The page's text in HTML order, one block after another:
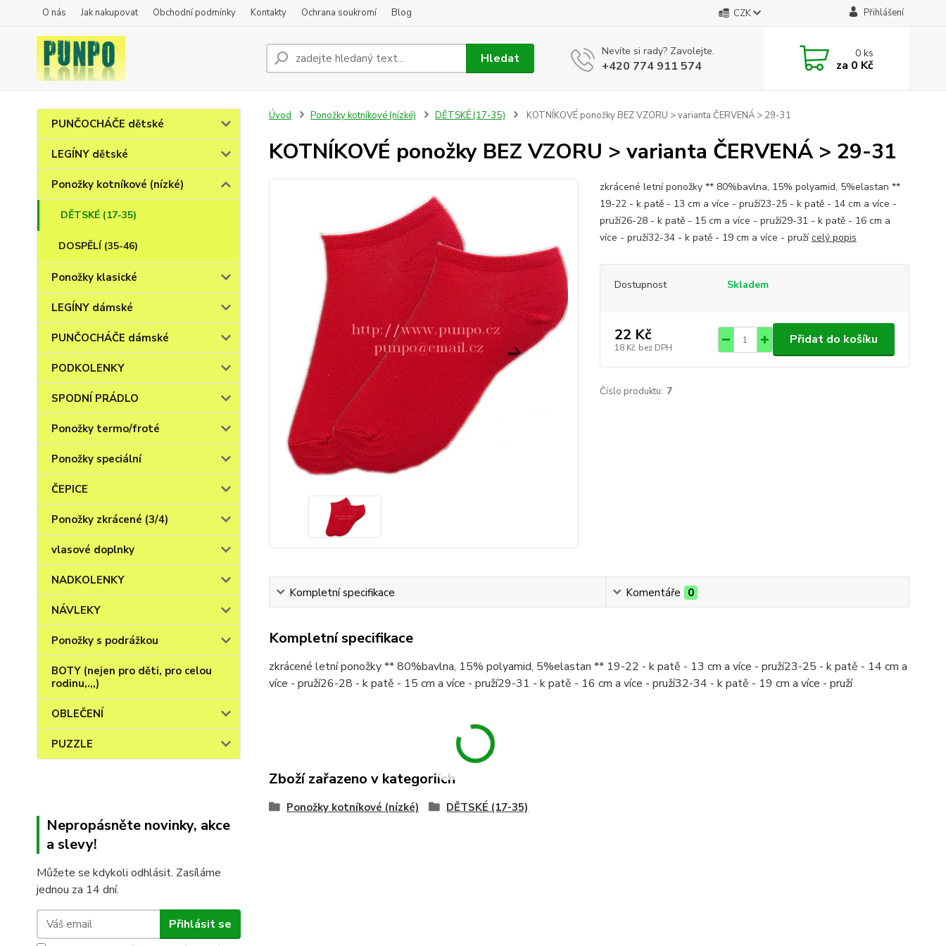
O nás Jak nakupovat Obchodní podmínky Kontakty Ochrana soukromí Blog CZK Přihlášení
Hledat Nevíte si rady? Zavolejte.
+420 774 911 574
0ks
za 0 Kč
PUNČOCHÁČE dětské
LEGÍNY dětské
Ponožky kotníkové (nízké)
DĚTSKÉ (17-35)
DOSPĚLÍ (35-46)
Ponožky klasické
LEGÍNY dámské
PUNČOCHÁČE dámské
PODKOLENKY
SPODNÍ PRÁDLO
Ponožky termo/froté
Ponožky speciální
ČEPICE
Ponožky zkrácené (3/4)
vlasové doplnky
NADKOLENKY
NÁVLEKY
Ponožky s podrážkou
BOTY (nejen pro děti, pro celou
rodinu,.,,)
OBLEČENÍ
PUZZLE
Nepropásněte novinky, akce
a slevy!
Můžete se kdykoli odhlásit. Zasíláme
jednou za 14 dní.
Přihlásit se
Úvod Ponožky kotníkové (nízké) DĚTSKÉ (17-35) KOTNÍKOVÉ ponožky BEZ VZORU > varianta ČERVENÁ > 29-31
KOTNÍKOVÉ ponožky BEZ VZORU > varianta ČERVENÁ > 29-31
zkrácené letní ponožky ** 80%bavlna, 15% polyamid, 5%elastan **
19-22 - k patě - 13 cm a více - pruží23-25 - k patě - 14 cm a více -
pruží26-28 - k patě - 15 cm a více - pruží29-31 - k patě - 16 cm a
více - pruží32-34 - k patě - 19 cm a více - pružícelý popis
Dostupnost Skladem
22 Kč
18 Kč bez DPH
Přidat do košíku
Číslo produktu: 7
Kompletní specifikace Komentáře 0
Kompletní specifikace
zkrácené letní ponožky ** 80%bavlna, 15% polyamid, 5%elastan ** 19-22 - k patě - 13 cm a více - pruží23-25 - k patě - 14 cm a
více - pruží26-28 - k patě - 15 cm a více - pruží29-31 - k patě - 16 cm a více - pruží32-34 - k patě - 19 cm a více - pruží
Zboží zařazeno v kategoriích
Ponožky kotníkové (nízké) DĚTSKÉ (17-35)